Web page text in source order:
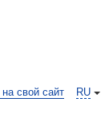
RU
свой сайт